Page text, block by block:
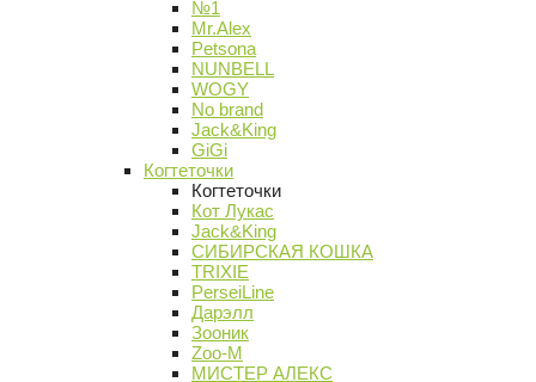
№1
Mr.Alex
Petsona
NUNBELL
WOGY
No brand
Jack&King
GiGi
Когтеточки
Когтеточки
Кот Лукас
Jack&King
СИБИРСКАЯ КОШКА
TRIXIE
PerseiLine
Дарэлл
Зооник
Zoo-M
МИСТЕР АЛЕКС